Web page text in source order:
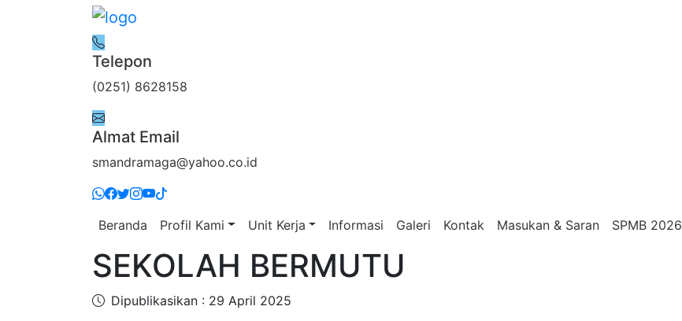
Telepon
(0251) 8628158
Almat Email
smandramaga@yahoo.co.id
Beranda Profil Kami Unit Kerja Informasi Galeri Kontak Masukan & Saran SPMB 2026
SEKOLAH BERMUTU
Dipublikasikan : 29 April 2025